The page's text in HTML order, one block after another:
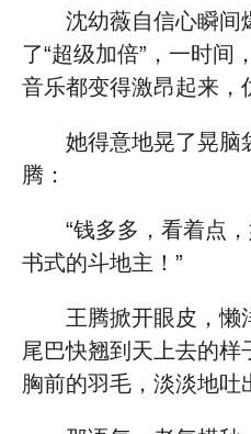
沈幼薇自信心瞬间
了“超级加倍”，一时间
音乐都变得激昂起来，
她得意地晃了晃脑
腾：
“钱多多，看着点
书式的斗地主！”
王腾掀开眼皮，懒
尾巴快翘到天上去的
胸前的羽毛，淡淡地吐